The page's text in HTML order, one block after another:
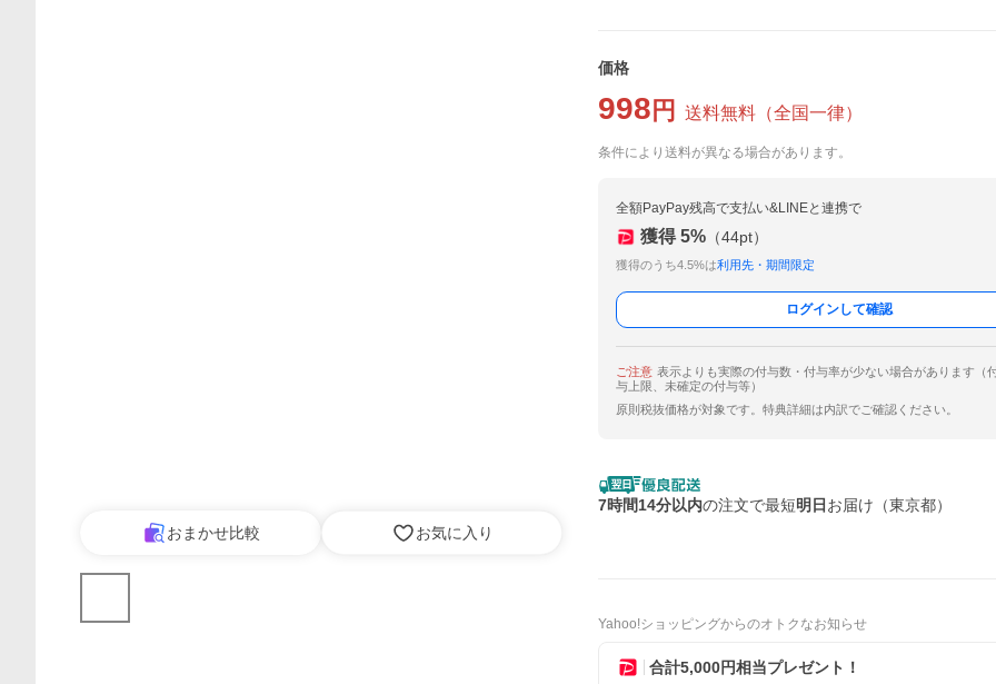
おまかせ比較 お気に入り
価格
998 円 送料無料 （全国一律）
条件により送料が異なる場合があります。
全額PayPay残高で支払い&LINEと連携で
獲得 5% （44pt）
獲得のうち4.5%は利用先・期間限定
ログインして確認
ご注意 表示よりも実際の付与数・付与率が少ない場合があります（
与上限、未確定の付与等）
原則税抜価格が対象です。特典詳細は内訳でご確認ください。
7時間14分以内の注文で最短明日 お届け（東京都）
Yahoo!ショッピングからのオトクなお知らせ
合計5,000円相当プレゼント！